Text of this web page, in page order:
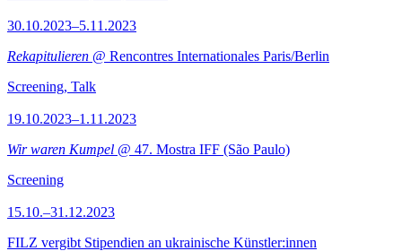
30.10.2023–5.11.2023
Rekapitulieren @ Rencontres Internationales Paris/Berlin
Screening, Talk
19.10.2023–1.11.2023
Wir waren Kumpel @ 47. Mostra IFF (São Paulo)
Screening
15.10.–31.12.2023
FILZ vergibt Stipendien an ukrainische Künstler:innen